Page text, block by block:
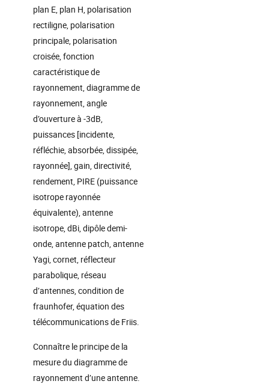
plan E, plan H, polarisation
rectiligne, polarisation
principale, polarisation
croisée, fonction
caractéristique de
rayonnement, diagramme de
rayonnement, angle
d’ouverture à -3dB,
puissances [incidente,
réfléchie, absorbée, dissipée,
rayonnée], gain, directivité,
rendement, PIRE (puissance
isotrope rayonnée
équivalente), antenne
isotrope, dBi, dipôle demi-
onde, antenne patch, antenne
Yagi, cornet, réflecteur
parabolique, réseau
d’antennes, condition de
fraunhofer, équation des
télécommunications de Friis.
Connaître le principe de la
mesure du diagramme de
rayonnement d’une antenne.